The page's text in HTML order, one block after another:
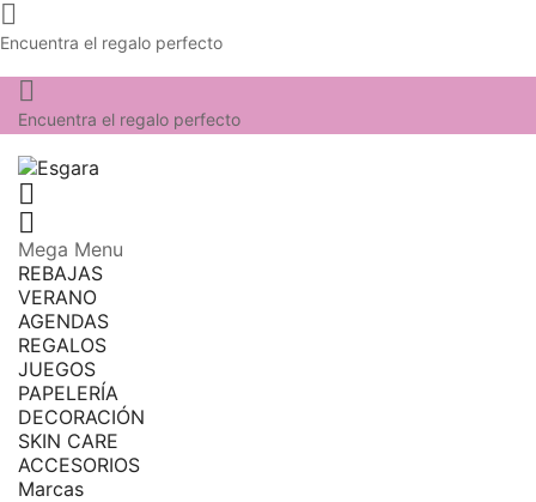

Encuentra el regalo perfecto

Encuentra el regalo perfecto


Mega Menu
REBAJAS
VERANO
AGENDAS
REGALOS
JUEGOS
PAPELERÍA
DECORACIÓN
SKIN CARE
ACCESORIOS
Marcas